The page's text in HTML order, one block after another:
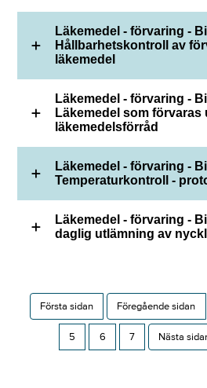
Läkemedel - förvaring -
Hållbarhetskontroll av
läkemedel
Läkemedel - förvaring -
Läkemedel som förvaras
läkemedelsförråd
Läkemedel - förvaring -
Temperaturkontroll -
Läkemedel - förvaring -
daglig utlämning av
Första sidan Föregående sidan
5 6 7 Nästa